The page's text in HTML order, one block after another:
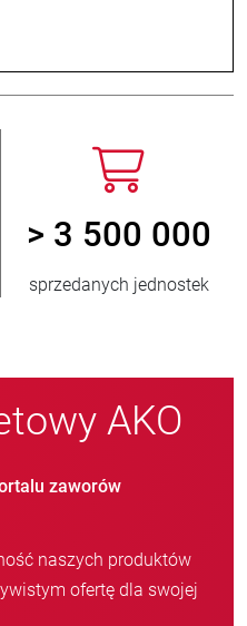
> 3 500 000
sprzedanych jednostek
AKO
zaworów
naszych produktów
ofertę dla swojej